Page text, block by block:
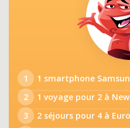
1
1 smartphone
2
1 voyage pour 2 à
3
2 séjours pour 4 à